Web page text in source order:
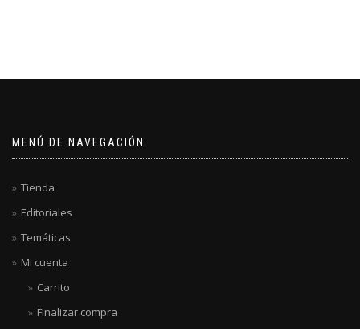
MENÚ DE NAVEGACIÓN
Tienda
Editoriales
Temáticas
Mi cuenta
Carrito
Finalizar compra